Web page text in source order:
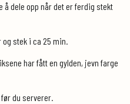
dele opp når det er ferdig stekt
og stek i ca 25 min.
har fått en gylden, jevn farge
du serverer.